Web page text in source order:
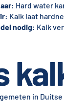
: Hard water
: Kalk laat
nodig: Kalk
in Duitse